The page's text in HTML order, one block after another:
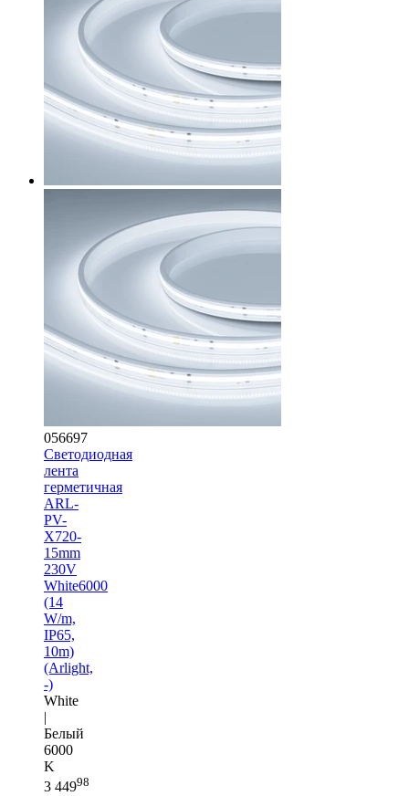
056697
Светодиодная
лента
герметичная
ARL-
PV-
X720-
15mm
230V
White6000
(14
W/m,
IP65,
10m)
(Arlight,
-)
White
|
Белый
6000
K
3 44998